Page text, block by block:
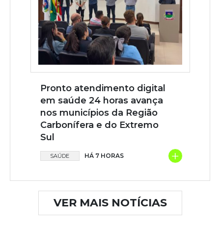
Pronto atendimento digital
em saúde 24 horas avança
nos municípios da Região
Carbonífera e do Extremo
Sul
SAÚDE HÁ 7 HORAS +
VER MAIS NOTÍCIAS